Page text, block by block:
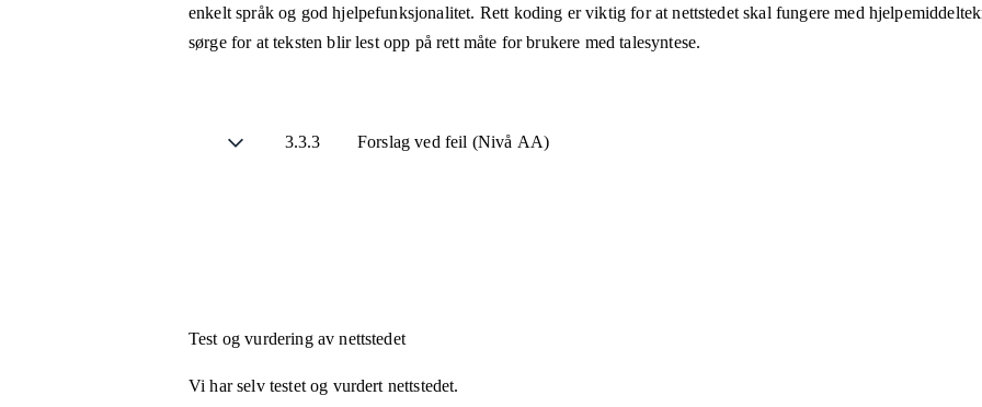
enkelt språk og god hjelpefunksjonalitet. Rett koding er viktig for at nettstedet skal fungere med
sørge for at teksten blir lest opp på rett måte for brukere med talesyntese.
3.3.3 Forslag ved feil (Nivå AA)
Test og vurdering av nettstedet
Vi har selv testet og vurdert nettstedet.